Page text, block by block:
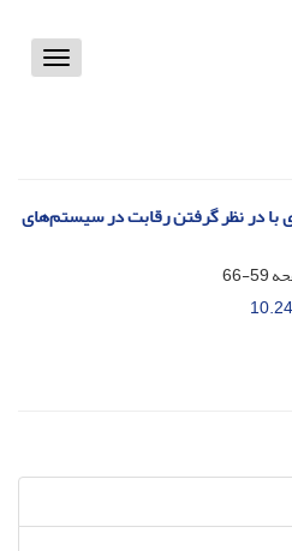
Toggle
با در نظر گرفتن رقابت در سیستم‌های
59-66